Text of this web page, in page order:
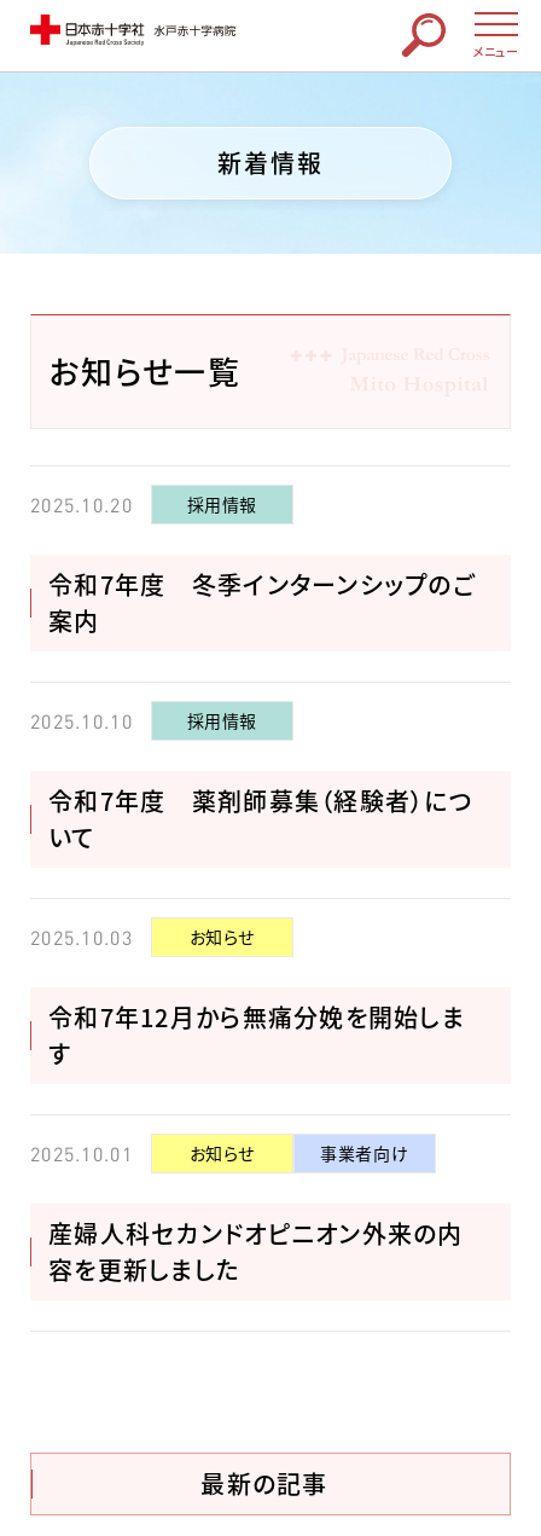
メニュー
新着情報
お知らせ一覧
2025.10.20 採用情報
令和7年度 冬季インターンシップのご
案内
2025.10.10 採用情報
令和7年度 薬剤師募集（経験者）につ
いて
2025.10.03 お知らせ
令和7年12月から無痛分娩を開始しま
す
2025.10.01 お知らせ 事業者向け
産婦人科セカンドオピニオン外来の内
容を更新しました
最新の記事